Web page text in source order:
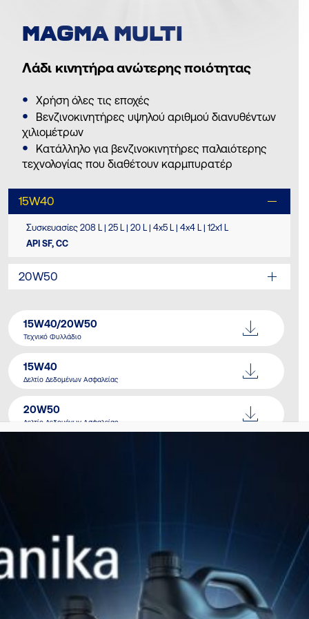
MAGMA MULTI
Λάδι κινητήρα ανώτερης ποιότητας
Χρήση όλες τις εποχές
Βενζινοκινητήρες υψηλού αριθμού διανυθέντων
χιλιομέτρων
Κατάλληλο για βενζινοκινητήρες παλαιότερης
τεχνολογίας που διαθέτουν καρμπυρατέρ
15W40
Συσκευασίες 208 L | 25 L | 20 L | 4x5 L | 4x4 L | 12x1 L
API SF, CC
20W50
15W40/20W50
Τεχνικό Φυλλάδιο
15W40
Δελτίο Δεδομένων Ασφαλείας
20W50
Δελτίο Δεδομένων Ασφαλείας
ΠΑΡΌΜΟΙΑ ΠΡΟΪΌΝΤΑ